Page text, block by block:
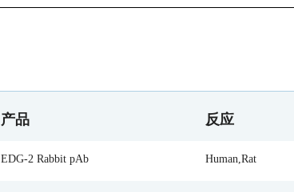
产品 反应
EDG-2 Rabbit pAb Human,Rat